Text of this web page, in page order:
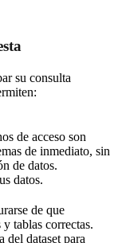
su consulta
de acceso son
de inmediato, sin
de datos.
datos.
de que
tablas correctas.
del dataset para